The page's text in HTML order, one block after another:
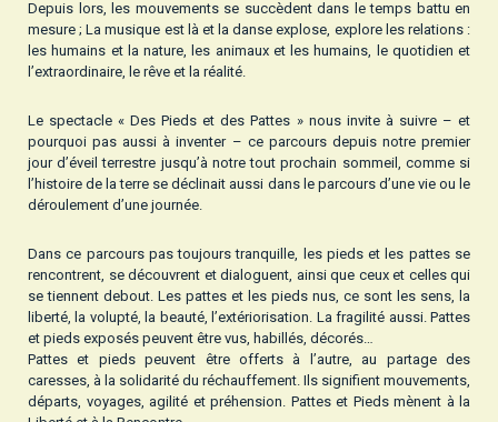
Depuis lors, les mouvements se succèdent dans le temps battu en
mesure ; La musique est là et la danse explose, explore les relations :
les humains et la nature, les animaux et les humains, le quotidien et
l’extraordinaire, le rêve et la réalité.
Le spectacle « Des Pieds et des Pattes » nous invite à suivre – et
pourquoi pas aussi à inventer – ce parcours depuis notre premier
jour d’éveil terrestre jusqu’à notre tout prochain sommeil, comme si
l’histoire de la terre se déclinait aussi dans le parcours d’une vie ou le
déroulement d’une journée.
Dans ce parcours pas toujours tranquille, les pieds et les pattes se
rencontrent, se découvrent et dialoguent, ainsi que ceux et celles qui
se tiennent debout. Les pattes et les pieds nus, ce sont les sens, la
liberté, la volupté, la beauté, l’extériorisation. La fragilité aussi. Pattes
et pieds exposés peuvent être vus, habillés, décorés…
Pattes et pieds peuvent être offerts à l’autre, au partage des
caresses, à la solidarité du réchauffement. Ils signifient mouvements,
départs, voyages, agilité et préhension. Pattes et Pieds mènent à la